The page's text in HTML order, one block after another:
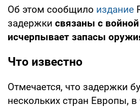
Об этом сообщило издание
задержки связаны с
исчерпывает запасы
Что известно
Отмечается, что задержки
нескольких стран Европы, в